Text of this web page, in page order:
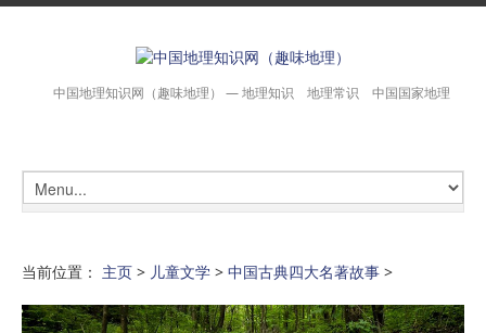
中国地理知识网（趣味地理） — 地理知识 地理常识 中国国家地理
当前位置： 主页 > 儿童文学 > 中国古典四大名著故事 >